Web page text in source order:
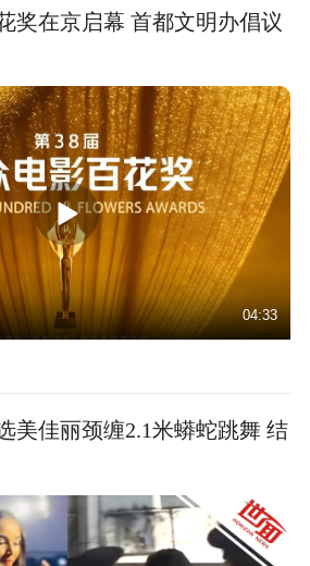
奖在京启幕 首都文明办倡议
04:33
美佳丽颈缠2.1米蟒蛇跳舞 结